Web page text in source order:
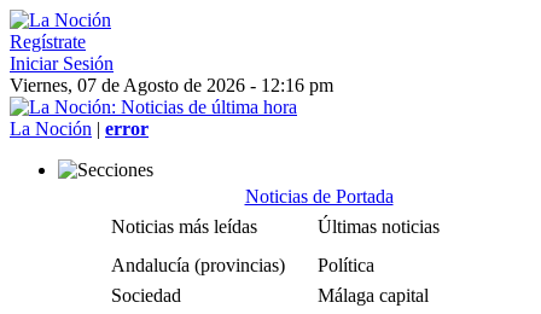
Regístrate
Iniciar Sesión
Viernes, 07 de Agosto de 2026 - 12:16 pm
La Noción | error
Noticias de Portada
Noticias más leídas
Últimas noticias
Andalucía (provincias)
Política
Sociedad
Málaga capital